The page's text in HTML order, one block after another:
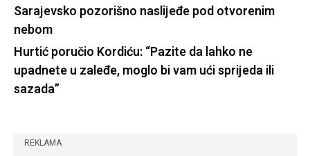
Sarajevsko pozorišno naslijeđe pod otvorenim
nebom
Hurtić poručio Kordiću: “Pazite da lahko ne
upadnete u zaleđe, moglo bi vam ući sprijeda ili
sazada”
REKLAMA